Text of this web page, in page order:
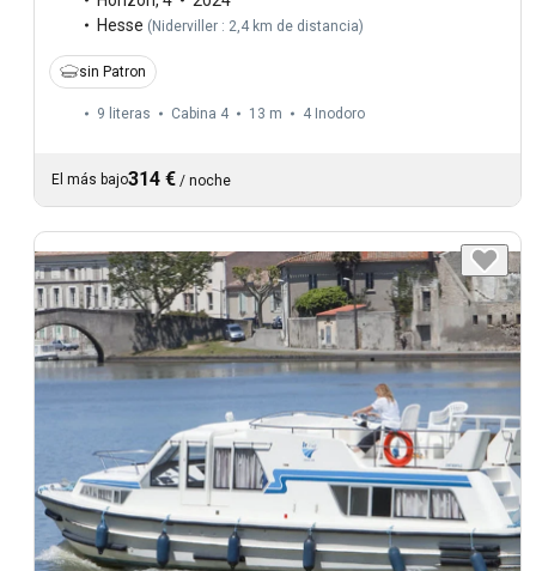
Hesse (Niderviller : 2,4 km de distancia)
sin Patron
9 literas Cabina 4 13 m 4 Inodoro
El más bajo314 € / noche